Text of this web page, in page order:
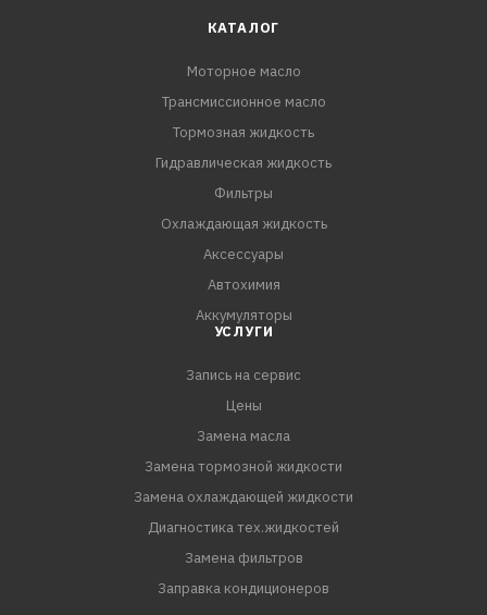
- Превосходно защищает комплексные системы
автомобилей экологического класса 6 и ниже.
- Минимизирует вредные выбросы в окружающую
- Предотвращает образование отложений в двигателе,
нагара на стенках цилиндров и поршней.
КАТАЛОГ
Моторное масло
Трансмиссионное масло
Тормозная жидкость
Гидравлическая жидкость
Фильтры
Охлаждающая жидкость
Аксессуары
Автохимия
Аккумуляторы
УСЛУГИ
Запись на сервис
Цены
Замена масла
Замена тормозной жидкости
Замена охлаждающей жидкости
Диагностика тех.жидкостей
Замена фильтров
Заправка кондиционеров